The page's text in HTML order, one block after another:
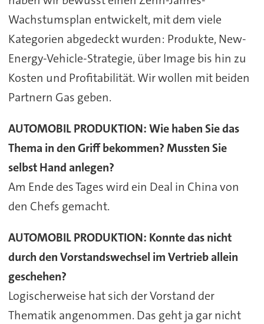
Wachstumsplan entwickelt, mit dem viele
Kategorien abgedeckt wurden: Produkte, New-
Energy-Vehicle-Strategie, über Image bis hin zu
Kosten und Profitabilität. Wir wollen mit beiden
Partnern Gas geben.
AUTOMOBIL PRODUKTION: Wie haben Sie das
Thema in den Griff bekommen? Mussten Sie
selbst Hand anlegen?
Am Ende des Tages wird ein Deal in China von
den Chefs gemacht.
AUTOMOBIL PRODUKTION: Konnte das nicht
durch den Vorstandswechsel im Vertrieb allein
geschehen?
Logischerweise hat sich der Vorstand der
Thematik angenommen. Das geht ja gar nicht